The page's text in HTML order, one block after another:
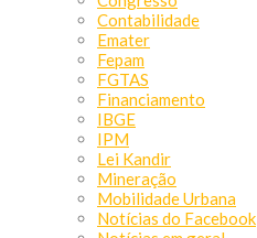
Contabilidade
Emater
Fepam
FGTAS
Financiamento
IBGE
IPM
Lei Kandir
Mineração
Mobilidade Urbana
Notícias do Facebook